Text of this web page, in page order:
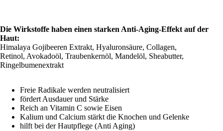
Die Wirkstoffe haben einen starken Anti-Aging-Effekt auf der
Haut:
Himalaya Gojibeeren Extrakt, Hyaluronsäure, Collagen,
Retinol, Avokadoöl, Traubenkernöl, Mandelöl, Sheabutter,
Ringelbumenextrakt
Freie Radikale werden neutralisiert
fördert Ausdauer und Stärke
Reich an Vitamin C sowie Eisen
Kalium und Calcium stärkt die Knochen und Gelenke
hilft bei der Hautpflege (Anti Aging)